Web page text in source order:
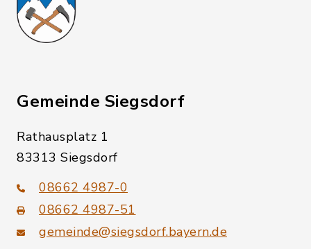
Gemeinde Siegsdorf
Rathausplatz 1
83313 Siegsdorf
08662 4987-0
08662 4987-51
gemeinde@siegsdorf.bayern.de